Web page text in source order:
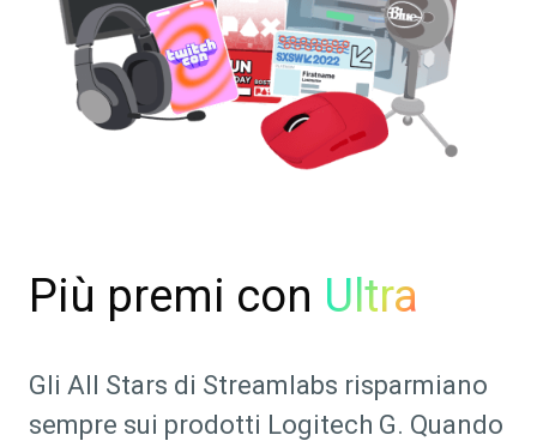
Più premi con Ultra
Gli All Stars di Streamlabs risparmiano
sempre sui prodotti Logitech G. Quando